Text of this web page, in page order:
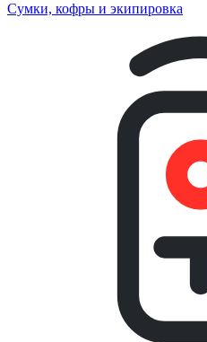
Сумки, кофры и экипировка